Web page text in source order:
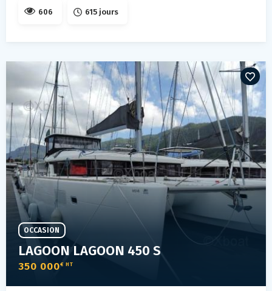
606 615 jours
LAGOON LAGOON 450 S
350 000€ HT
OCCASION